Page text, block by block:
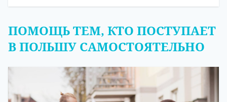
ПОМОЩЬ ТЕМ, КТО ПОСТУПАЕТ
В ПОЛЬШУ САМОСТОЯТЕЛЬНО